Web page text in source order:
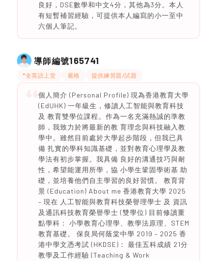
良好，DSE數學和中文4分，其他為3分。本人
有短暫補習經驗，可提供本人編寫的小一至中
六個人筆記。
導師編號165741
*全英語上堂 嚴格 提供練習題/試題
個人簡介 (Personal Profile) 現為香港教育大學
(EdUHK) 一年級生，修讀人工智能與教育科技
及 教育雙學位課程。作為一名充滿熱誠的準教
師，我致力於將最新的教 育理念與科技融入教
學中。雖然目前處於大學起步階段，但我已具
備 扎實的學科知識基礎，並對教育心理學及教
學法有初步掌握。我具備 良好的溝通技巧與耐
性，希望能運用所學，協 小學生鞏固學術基 助
礎，並培養他們自主學習的良好習慣。 教育背
景 (Education) About me 香港教育大學 2025
– 現在 人工智能與教育科技榮譽理學士 及 資訊
及通訊科技教育榮譽學士 (雙學位) 目前修讀重
點學科： 小學教育心理學、教學法原理、STEM
教育基礎。 保良局何蔭棠中學 2019 – 2025 香
港中學文憑考試 (HKDSE)： 最佳五科成績 21分
教學及工作經驗 (Teaching & Work